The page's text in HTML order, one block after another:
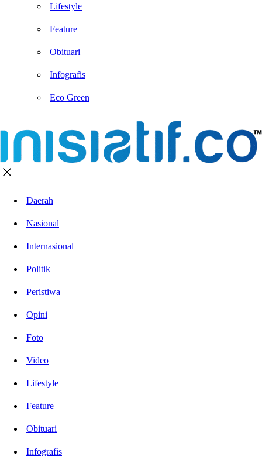
Lifestyle
Feature
Obituari
Infografis
Eco Green
Daerah
Nasional
Internasional
Politik
Peristiwa
Opini
Foto
Video
Lifestyle
Feature
Obituari
Infografis